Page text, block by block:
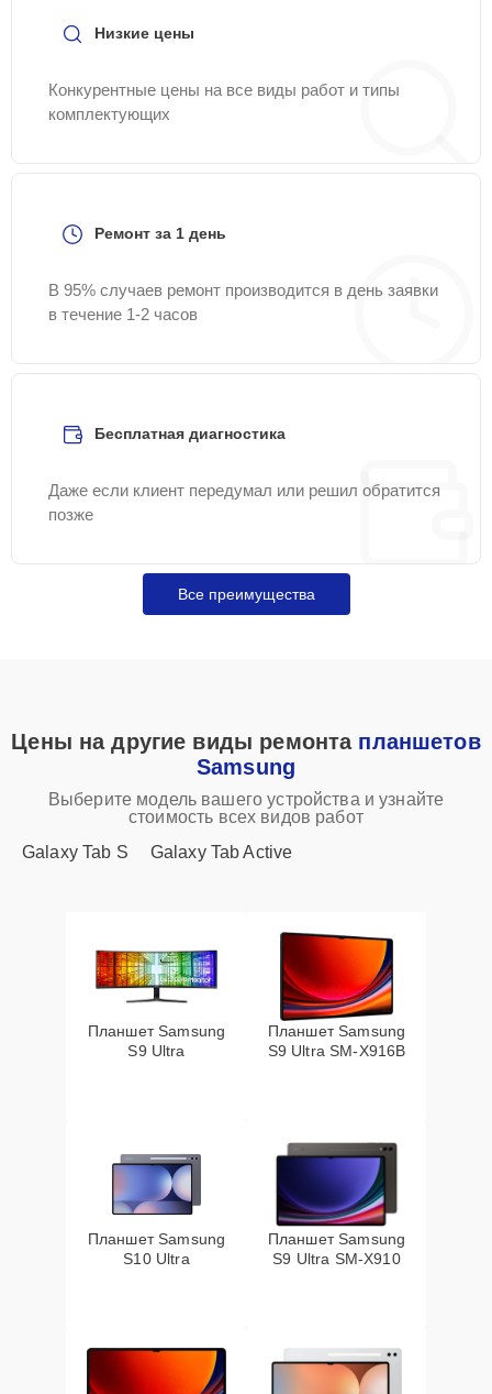
Низкие цены
Конкурентные цены на все виды работ и типы
комплектующих
Ремонт за 1 день
В 95% случаев ремонт производится в день заявки
в течение 1-2 часов
Бесплатная диагностика
Даже если клиент передумал или решил обратится
позже
Все преимущества
Цены на другие виды ремонта планшетов
Samsung
Выберите модель вашего устройства и узнайте
стоимость всех видов работ
Galaxy Tab S
Galaxy Tab Active
Планшет Samsung
S9 Ultra
Планшет Samsung
S9 Ultra SM-X916B
Планшет Samsung
S10 Ultra
Планшет Samsung
S9 Ultra SM-X910